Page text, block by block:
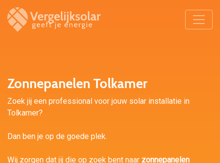
Zonnepanelen Tolkamer
Zoek jij een professional voor jouw solar installatie in
Tolkamer?
Dan ben je op de goede plek.
Wij zorgen dat jij die op zoek bent naar zonnepanelen